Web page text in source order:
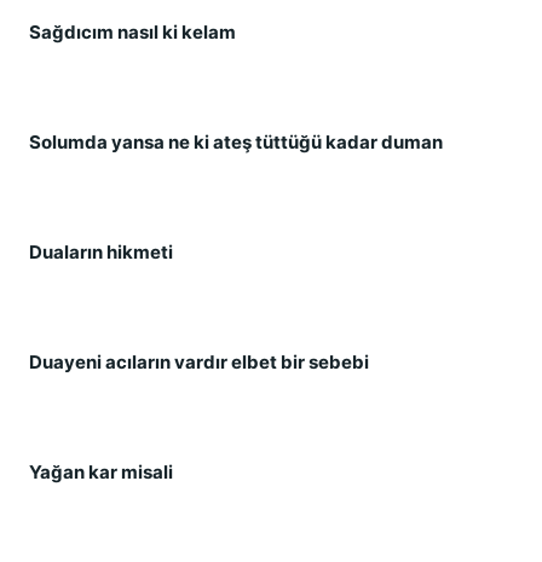
Sağdıcım nasıl ki kelam
Solumda yansa ne ki ateş tüttüğü kadar duman
Duaların hikmeti
Duayeni acıların vardır elbet bir sebebi
Yağan kar misali